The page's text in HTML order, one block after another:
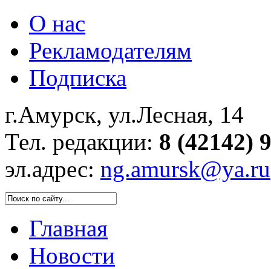
О нас
Рекламодателям
Подписка
г.Амурск, ул.Лесная, 14
Тел. редакции: 8 (42142)
эл.адрес: ng.amursk@ya.ru
Главная
Новости